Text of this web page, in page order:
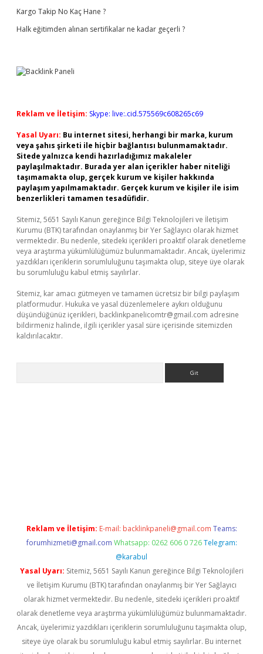
Kargo Takip No Kaç Hane ?
Halk eğitimden alınan sertifikalar ne kadar geçerli ?
Reklam ve İletişim: Skype: live:.cid.575569c608265c69
Yasal Uyarı: Bu internet sitesi, herhangi bir marka, kurum
veya şahıs şirketi ile hiçbir bağlantısı bulunmamaktadır.
Sitede yalnızca kendi hazırladığımız makaleler
paylaşılmaktadır. Burada yer alan içerikler haber niteliği
taşımamakta olup, gerçek kurum ve kişiler hakkında
paylaşım yapılmamaktadır. Gerçek kurum ve kişiler ile isim
benzerlikleri tamamen tesadüfidir.
Sitemiz, 5651 Sayılı Kanun gereğince Bilgi Teknolojileri ve İletişim
Kurumu (BTK) tarafından onaylanmış bir Yer Sağlayıcı olarak hizmet
vermektedir. Bu nedenle, sitedeki içerikleri proaktif olarak denetleme
veya araştırma yükümlülüğümüz bulunmamaktadır. Ancak, üyelerimiz
yazdıkları içeriklerin sorumluluğunu taşımakta olup, siteye üye olarak
bu sorumluluğu kabul etmiş sayılırlar.
Sitemiz, kar amacı gütmeyen ve tamamen ücretsiz bir bilgi paylaşım
platformudur. Hukuka ve yasal düzenlemelere aykırı olduğunu
düşündüğünüz içerikleri, backlinkpanelicomtr@gmail.com adresine
bildirmeniz halinde, ilgili içerikler yasal süre içerisinde sitemizden
kaldırılacaktır.
Reklam ve İletişim: E-mail: backlinkpaneli@gmail.com Teams:
forumhizmeti@gmail.com Whatsapp: 0262 606 0 726 Telegram:
@karabul
Yasal Uyarı: Sitemiz, 5651 Sayılı Kanun gereğince Bilgi Teknolojileri
ve İletişim Kurumu (BTK) tarafından onaylanmış bir Yer Sağlayıcı
olarak hizmet vermektedir. Bu nedenle, sitedeki içerikleri proaktif
olarak denetleme veya araştırma yükümlülüğümüz bulunmamaktadır.
Ancak, üyelerimiz yazdıkları içeriklerin sorumluluğunu taşımakta olup,
siteye üye olarak bu sorumluluğu kabul etmiş sayılırlar. Bu internet